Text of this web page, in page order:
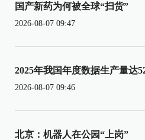
国产新药为何被全球“扫货”
2026-08-07 09:47
2025年我国年度数据生产量达
2026-08-07 09:46
北京：机器人在公园“上岗”